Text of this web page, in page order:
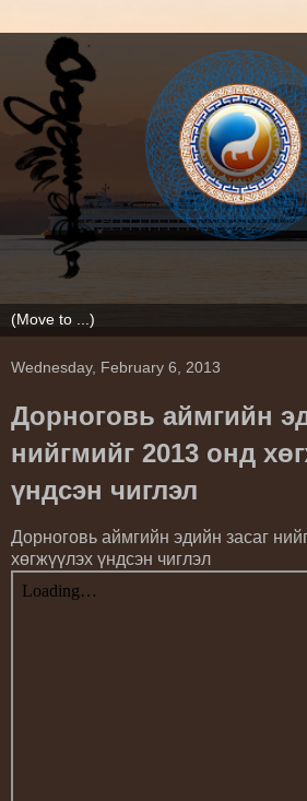
Wednesday, February 6, 2013
Дорноговь аймгийн
нийгмийг 2013 онд
үндсэн чиглэл
Дорноговь аймгийн эдийн засаг
хөгжүүлэх үндсэн чиглэл